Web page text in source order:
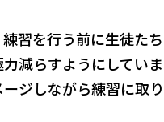
習を行う前に生徒た
減らすようにしてい
ジしながら練習に取り